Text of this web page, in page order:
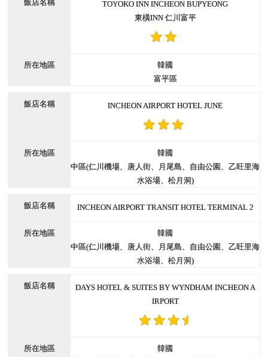
TOYOKO INN INCHEON BUPYEONG
東橫INN 仁川富平
韓國
富平區
INCHEON AIRPORT HOTEL JUNE
韓國
中區(仁川機場、唐人街、月尾島、自由公園、乙旺里海
水浴場、松月洞)
INCHEON AIRPORT TRANSIT HOTEL TERMINAL 2
韓國
中區(仁川機場、唐人街、月尾島、自由公園、乙旺里海
水浴場、松月洞)
DAYS HOTEL & SUITES BY WYNDHAM INCHEON A
IRPORT
韓國